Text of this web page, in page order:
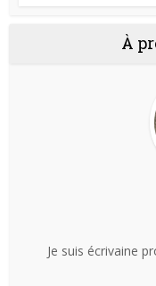
À
Je suis écrivaine